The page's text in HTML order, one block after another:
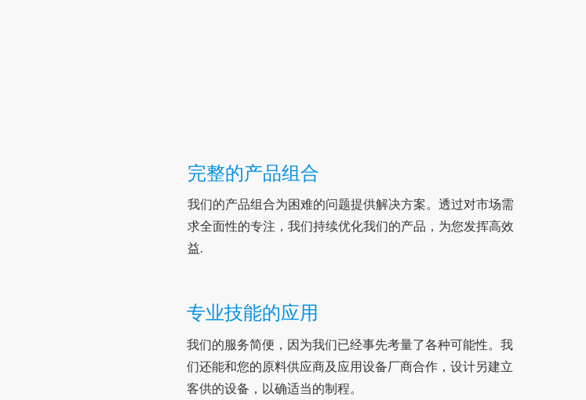
完整的产品组合
我们的产品组合为困难的问题提供解决方案。透过对市场需
求全面性的专注，我们持续优化我们的产品，为您发挥高效
益.
专业技能的应用
我们的服务简便， 因为我们已经事先考量了各种可能性。我
们还能和您的原料供应商及应用设备厂商合作，设计另建立
客供的设备，以确适当的制程。